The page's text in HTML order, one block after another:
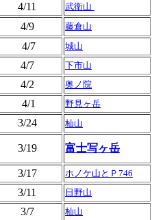
4/11 武衛山
4/9 藤倉山
4/7 城山
4/7 下市山
4/2 奥ノ院
4/1 野見ヶ岳
3/24 杣山
3/19 富士写ヶ岳
3/17 ホノケ山とＰ746
3/11 日野山
3/7 杣山